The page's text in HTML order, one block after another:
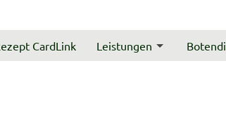
CardLink Leistungen